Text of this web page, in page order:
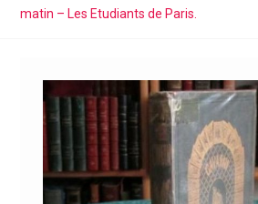
matin – Les Etudiants de Paris.